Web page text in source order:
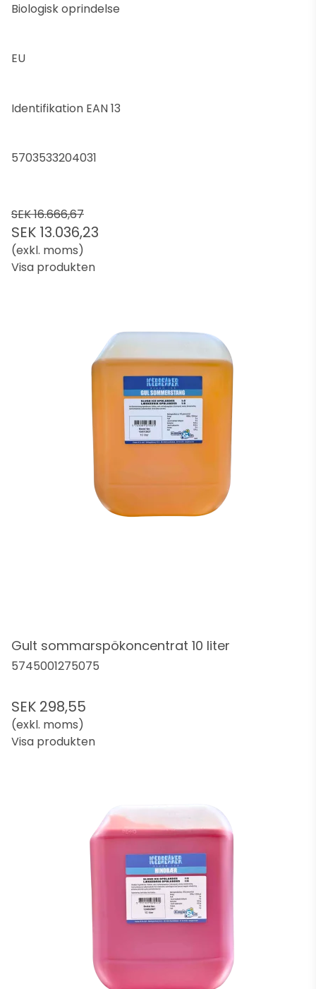
Biologisk oprindelse
EU
Identifikation EAN 13
5703533204031
SEK 16.666,67
SEK 13.036,23
(exkl. moms)
Visa produkten
Gult sommarspökoncentrat 10 liter
5745001275075
SEK 298,55
(exkl. moms)
Visa produkten